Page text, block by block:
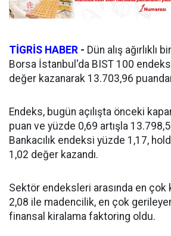
TİGRİS HABER - Dün alış ağırlıklı
Borsa İstanbul'da BIST 100
değer kazanarak 13.703,96
Endeks, bugün açılışta önceki
puan ve yüzde 0,69 artışla
Bankacılık endeksi yüzde 1,17,
1,02 değer kazandı.
Sektör endeksleri arasında en çok
2,08 ile madencilik, en çok
finansal kiralama faktoring oldu.